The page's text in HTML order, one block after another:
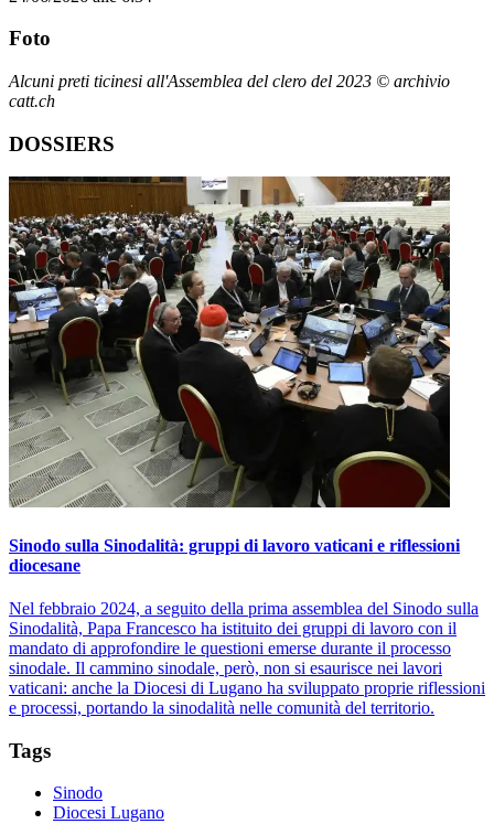
Foto
Alcuni preti ticinesi all'Assemblea del clero del 2023 © archivio
catt.ch
DOSSIERS
Sinodo sulla Sinodalità: gruppi di lavoro vaticani e riflessioni
diocesane
Nel febbraio 2024, a seguito della prima assemblea del Sinodo sulla
Sinodalità, Papa Francesco ha istituito dei gruppi di lavoro con il
mandato di approfondire le questioni emerse durante il processo
sinodale. Il cammino sinodale, però, non si esaurisce nei lavori
vaticani: anche la Diocesi di Lugano ha sviluppato proprie riflessioni
e processi, portando la sinodalità nelle comunità del territorio.
Tags
Sinodo
Diocesi Lugano